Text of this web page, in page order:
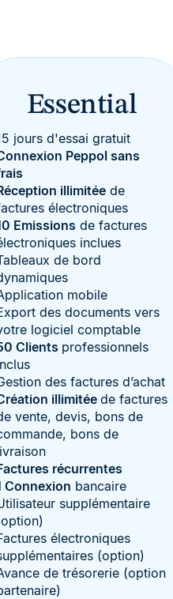
Essential
jours d'essai gratuit
Peppol sans
illimitée de
électroniques
Emissions de factures
inclues
de bord
mobile
des documents vers
logiciel comptable
Clients professionnels
des factures d’achat
illimitée de factures
vente, devis, bons de
bons de
récurrentes
Connexion bancaire
supplémentaire
électroniques
(option)
de trésorerie (option